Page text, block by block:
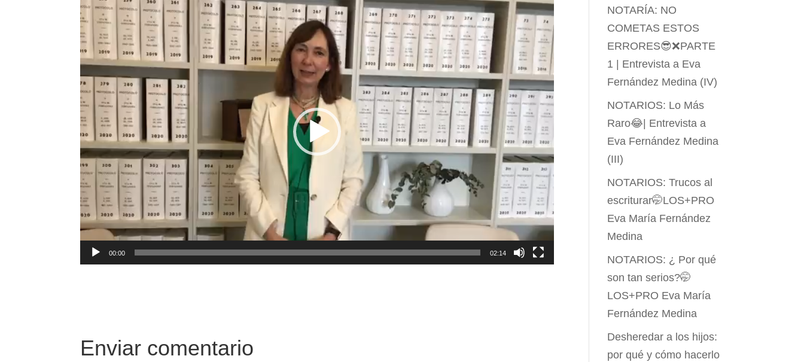
Reproductor
de
vídeo
00:00 02:14
Enviar comentario
NOTARÍA: NO
COMETAS ESTOS
ERRORES😎❌PARTE
1 | Entrevista a Eva
Fernández Medina (IV)
NOTARIOS: Lo Más
Raro😂| Entrevista a
Eva Fernández Medina
(III)
NOTARIOS: Trucos al
escriturar🤭LOS+PRO
Eva María Fernández
Medina
NOTARIOS: ¿ Por qué
son tan serios?🤭
LOS+PRO Eva María
Fernández Medina
Desheredar a los hijos:
por qué y cómo hacerlo